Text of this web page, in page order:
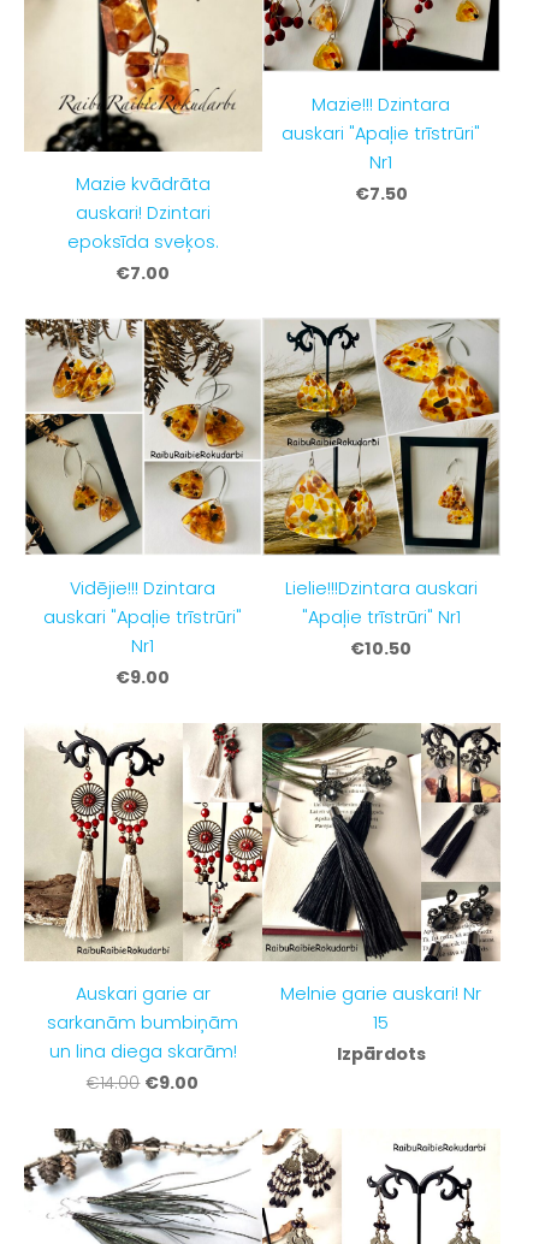
Mazie kvādrāta
auskari! Dzintari
epoksīda sveķos.
€7.00
Mazie!!! Dzintara
auskari "Apaļie trīstrūri"
Nr1
€7.50
Vidējie!!! Dzintara
auskari "Apaļie trīstrūri"
Nr1
€9.00
Lielie!!!Dzintara auskari
"Apaļie trīstrūri" Nr1
€10.50
Auskari garie ar
sarkanām bumbiņām
un lina diega skarām!
€14.00 €9.00
Melnie garie auskari! Nr
15
Izpārdots